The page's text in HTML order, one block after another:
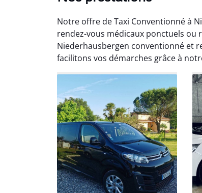
Notre offre de Taxi Conventionné à
rendez-vous médicaux ponctuels ou
Niederhausbergen conventionné et
facilitons vos démarches grâce à